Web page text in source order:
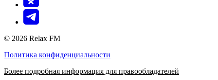
© 2026 Relax FM
Политика конфиденциальности
Более подробная информация для правообладателей